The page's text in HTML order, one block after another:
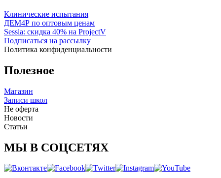
Клинические испытания
ДЕМ4Р по оптовым ценам
Sessia: скидка 40% на ProjectV
Подписаться на рассылку
Политика конфиденциальности
Полезное
Магазин
Записи школ
Не оферта
Новости
Статьи
МЫ В СОЦСЕТЯХ